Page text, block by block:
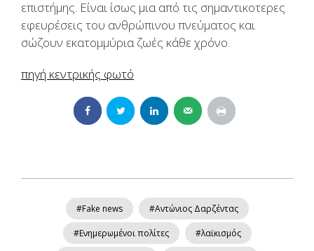
επιστήμης. Είναι ίσως μια από τις σημαντικοτερες
εφευρέσεις του ανθρώπινου πνεύματος και
σώζουν εκατομμύρια ζωές κάθε χρόνο.
πηγή κεντρικής φωτό
#Fake news #Αντώνιος Δαρζέντας
#Ενημερωμένοι πολίτες #λαϊκισμός